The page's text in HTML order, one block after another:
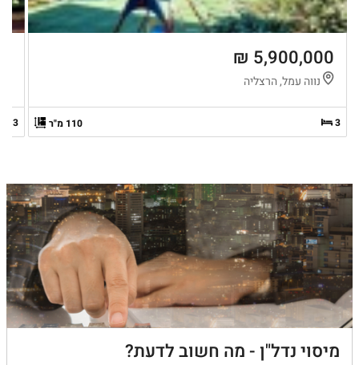
5,900,000 ₪
נווה עמל, הרצליה
3 110 מ"ר 3
מיסוי נדל"ן - מה חשוב לדעת?